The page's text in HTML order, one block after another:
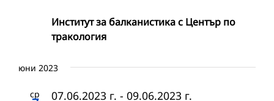
Институт за балканистика с Център по
тракология
юни 2023
ср 07.06.2023 г. - 09.06.2023 г.